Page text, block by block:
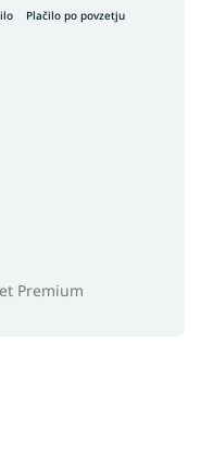
Plačilo po povzetju
Premium